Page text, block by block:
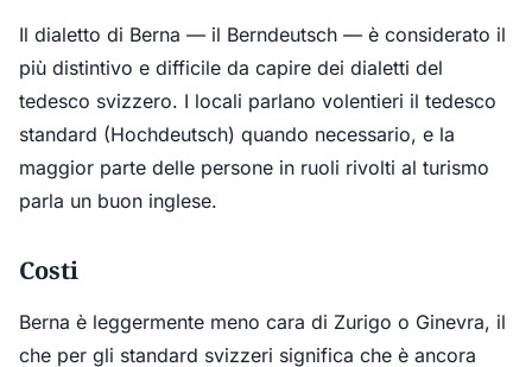
Il dialetto di Berna — il Berndeutsch — è considerato il
più distintivo e difficile da capire dei dialetti del
tedesco svizzero. I locali parlano volentieri il tedesco
standard (Hochdeutsch) quando necessario, e la
maggior parte delle persone in ruoli rivolti al turismo
parla un buon inglese.
Costi
Berna è leggermente meno cara di Zurigo o Ginevra, il
che per gli standard svizzeri significa che è ancora